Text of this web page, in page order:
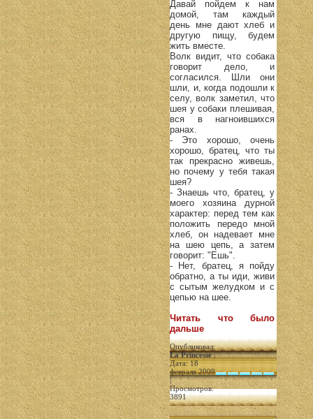
Давай пойдем к нам
домой, там каждый
день мне дают хлеб и
другую пищу, будем
жить вместе.
Волк видит, что собака
говорит дело, и
согласился. Шли они
шли, и, когда подошли к
селу, волк заметил, что
шея у собаки плешивая,
вся в нагноившихся
ранах.
- Это хорошо, очень
хорошо, братец, что ты
так прекрасно живешь,
но почему у тебя такая
шея?
- Знаешь что, братец, у
моего хозяина дурной
характер: перед тем как
положить передо мной
хлеб, он надевает мне
на шею цепь, а затем
говорит: "Ешь".
- Нет, братец, я пойду
обратно, а ты иди, живи
с сытым желудком и с
цепью на шее.
Читать что было
дальше
Опубликовал:
La Princesse|
Дата: 18
февраля 2009
|
Просмотров:
3891